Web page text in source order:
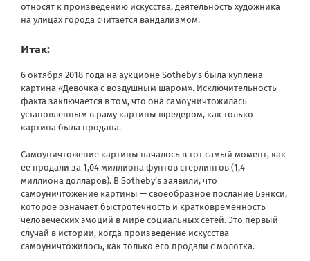
относят к произведению искусства, деятельность художника
на улицах города считается вандализмом.
Итак:
6 октября 2018 года на аукционе Sotheby’s была куплена
картина «Девочка с воздушным шаром». Исключительность
факта заключается в том, что она самоуничтожилась
установленным в раму картины шредером, как только
картина была продана.
Самоуничтожение картины началось в тот самый момент, как
ее продали за 1,04 миллиона фунтов стерлингов (1,4
миллиона долларов). В Sotheby’s заявили, что
самоуничтожение картины — своеобразное послание Бэнкси,
которое означает быстротечность и кратковременность
человеческих эмоций в мире социальных сетей. Это первый
случай в истории, когда произведение искусства
самоуничтожилось, как только его продали с молотка.